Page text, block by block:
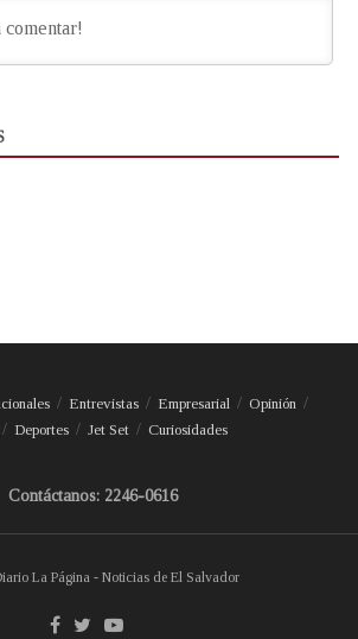
Entrevistas Empresarial
Opinión
Deportes Jet Set Curiosidades
Contáctanos: 2246-0616
La Página - Noticias de El Salvador